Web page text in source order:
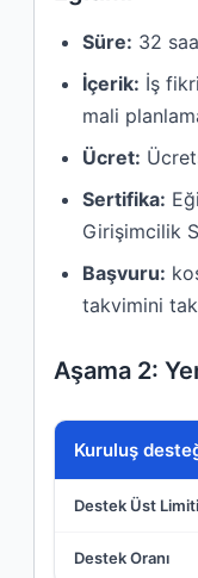
Süre: 32
İçerik: İş
mali
Ücret:
Sertifika:
Girişimcilik
Başvuru:
takvimini
Aşama 2:
Destek Kalemi
Destek Üst
Destek Oranı
Kuruluş